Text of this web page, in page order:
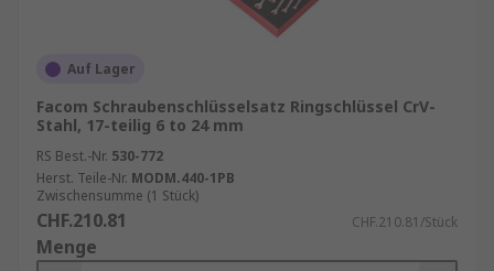
Auf Lager
Facom Schraubenschlüsselsatz Ringschlüssel CrV-
Stahl, 17-teilig 6 to 24 mm
RS Best.-Nr. 530-772
Herst. Teile-Nr. MODM.440-1PB
Zwischensumme (1 Stück)
CHF.210.81 CHF.210.81/Stück
Menge